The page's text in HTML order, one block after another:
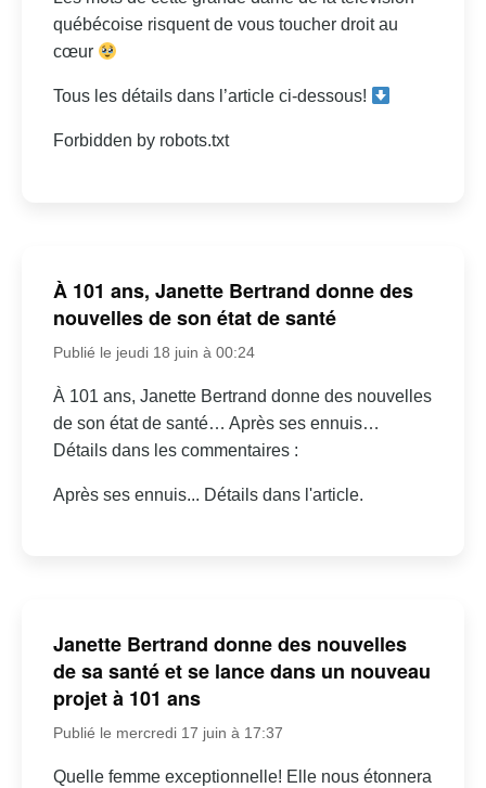
québécoise risquent de vous toucher droit au
cœur
Tous les détails dans l’article ci-dessous!
Forbidden by robots.txt
À 101 ans, Janette Bertrand donne des
nouvelles de son état de santé
Publié le jeudi 18 juin à 00:24
À 101 ans, Janette Bertrand donne des nouvelles
de son état de santé… Après ses ennuis…
Détails dans les commentaires :
Après ses ennuis... Détails dans l'article.
Janette Bertrand donne des nouvelles
de sa santé et se lance dans un nouveau
projet à 101 ans
Publié le mercredi 17 juin à 17:37
Quelle femme exceptionnelle! Elle nous étonnera